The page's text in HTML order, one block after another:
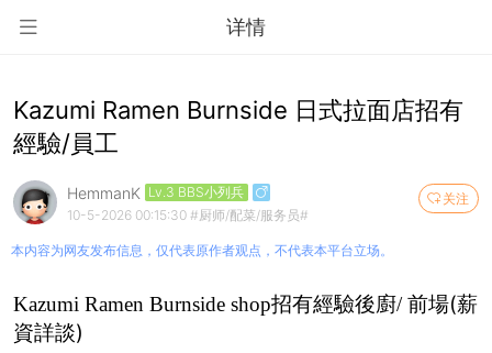
详情
Kazumi Ramen Burnside 日式拉面店招有
經驗/員工
关注
HemmanK Lv.3 BBS小列兵
10-5-2026 00:15:30 #厨师/配菜/服务员#
本内容为网友发布信息，仅代表原作者观点，不代表本平台立场。
Kazumi Ramen Burnside shop招有經驗後廚/前場(薪
資詳談)